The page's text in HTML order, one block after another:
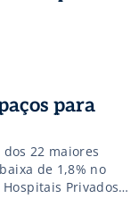
para
22 maiores
de 1,8% no
Privados
despesas e as mais